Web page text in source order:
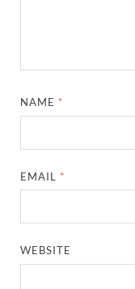
NAME *
EMAIL *
WEBSITE